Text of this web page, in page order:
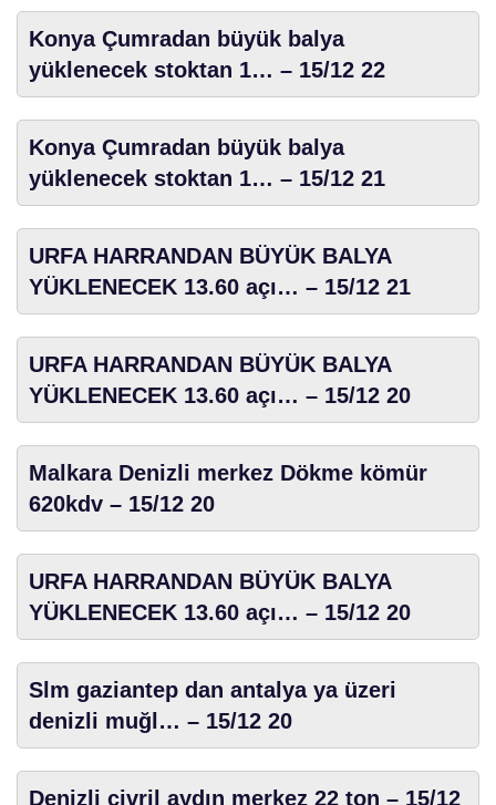
Konya Çumradan büyük balya
yüklenecek stoktan 1… – 15/12 22
Konya Çumradan büyük balya
yüklenecek stoktan 1… – 15/12 21
URFA HARRANDAN BÜYÜK BALYA
YÜKLENECEK 13.60 açı… – 15/12 21
URFA HARRANDAN BÜYÜK BALYA
YÜKLENECEK 13.60 açı… – 15/12 20
Malkara Denizli merkez Dökme kömür
620kdv – 15/12 20
URFA HARRANDAN BÜYÜK BALYA
YÜKLENECEK 13.60 açı… – 15/12 20
Slm gaziantep dan antalya ya üzeri
denizli muğl… – 15/12 20
Denizli çivril aydın merkez 22 ton – 15/12